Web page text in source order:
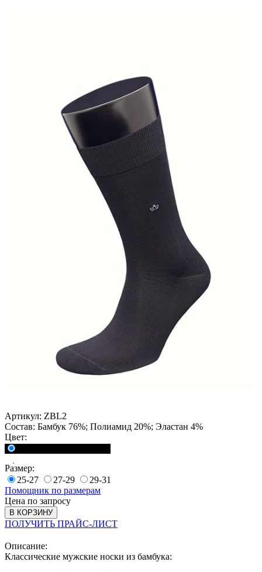
Артикул: ZBL2
Состав: Бамбук 76%; Полиамид 20%; Эластан 4%
Цвет:
Размер:
25-27
27-29
29-31
Помощник по размерам
Цена по запросу
В КОРЗИНУ
ПОЛУЧИТЬ ПРАЙС-ЛИСТ
Описание:
Классические мужские носки из бамбука: